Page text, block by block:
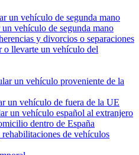
un vehículo de segunda mano
un vehículo de segunda mano
y divorcios o separaciones
o llevarte un vehículo del
un vehículo proveniente de la
un vehículo de fuera de la UE
un vehículo español al extranjero
dentro de España
de vehículos